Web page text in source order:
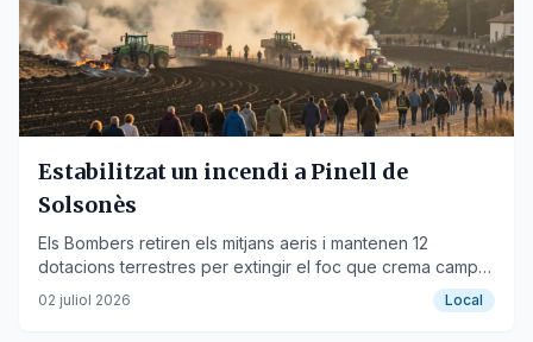
Estabilitzat un incendi a Pinell de
Solsonès
Els Bombers retiren els mitjans aeris i mantenen 12
dotacions terrestres per extingir el foc que crema camps i
vegetació forestal.
02 juliol 2026 Local